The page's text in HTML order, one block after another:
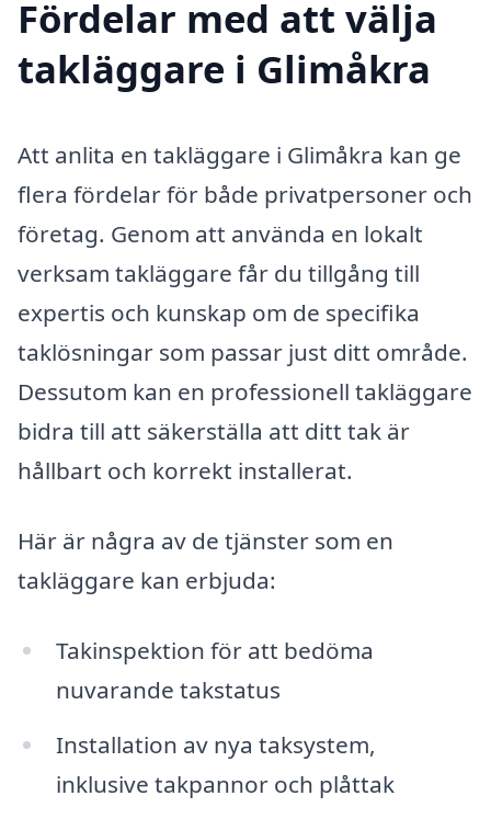
Fördelar med att välja
takläggare i Glimåkra
Att anlita en takläggare i Glimåkra kan ge
flera fördelar för både privatpersoner och
företag. Genom att använda en lokalt
verksam takläggare får du tillgång till
expertis och kunskap om de specifika
taklösningar som passar just ditt område.
Dessutom kan en professionell takläggare
bidra till att säkerställa att ditt tak är
hållbart och korrekt installerat.
Här är några av de tjänster som en
takläggare kan erbjuda:
Takinspektion för att bedöma
nuvarande takstatus
Installation av nya taksystem,
inklusive takpannor och plåttak